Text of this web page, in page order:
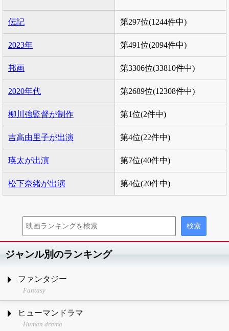
伝記 第297位(1244件中)
2023年 第491位(2094件中)
邦画 第3306位(33810件中)
2020年代 第2689位(12308件中)
柳川強監督が制作 第1位(2件中)
吉高由里子が出演 第4位(22件中)
瑛太が出演 第7位(40件中)
松下奈緒が出演 第4位(20件中)
ジャンル別のランキング
ファンタジー
Fantasy
ヒューマンドラマ
Human drama